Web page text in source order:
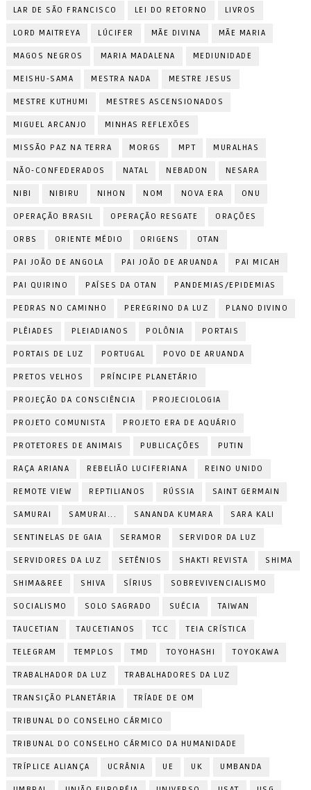
LAR DE SÃO FRANCISCO LEI DO RETORNO LIVROS
LORD MAITREYA LÚCIFER MÃE DIVINA MÃE MARIA
MAGOS NEGROS MARIA MADALENA MEDIUNIDADE
MEISHU-SAMA MESTRA NADA MESTRE JESUS
MESTRE KUTHUMI MESTRES ASCENSIONADOS
MIGUEL ARCANJO MINHAS REFLEXÕES
MISSÃO PAZ NA TERRA MORGS MPT MURALHAS
NÃO-CONFEDERADOS NATAL NEBADON NESARA
NIBI NIBIRU NIHON NOM NOVA ERA ONU
OPERAÇÃO BRASIL OPERAÇÃO RESGATE ORAÇÕES
ORBS ORIENTE MÉDIO ORIGENS OTAN
PAI JOÃO DE ANGOLA PAI JOÃO DE ARUANDA PAI MICAH
PAI QUIRINO PAÍSES DA OTAN PANDEMIAS/EPIDEMIAS
PEDRAS NO CAMINHO PEREGRINO DA LUZ PLANO DIVINO
PLÊIADES PLEIADIANOS POLÔNIA PORTAIS
PORTAIS DE LUZ PORTUGAL POVO DE ARUANDA
PRETOS VELHOS PRÍNCIPE PLANETÁRIO
PROJEÇÃO DA CONSCIÊNCIA PROJECIOLOGIA
PROJETO COMUNISTA PROJETO ERA DE AQUÁRIO
PROTETORES DE ANIMAIS PUBLICAÇÕES PUTIN
RAÇA ARIANA REBELIÃO LUCIFERIANA REINO UNIDO
REMOTE VIEW REPTILIANOS RÚSSIA SAINT GERMAIN
SAMURAI SAMURAI... SANANDA KUMARA SARA KALI
SENTINELAS DE GAIA SERAMOR SERVIDOR DA LUZ
SERVIDORES DA LUZ SETÊNIOS SHAKTI REVISTA SHIMA
SHIMA&REE SHIVA SÍRIUS SOBREVIVENCIALISMO
SOCIALISMO SOLO SAGRADO SUÉCIA TAIWAN
TAUCETIAN TAUCETIANOS TCC TEIA CRÍSTICA
TELEGRAM TEMPLOS TMD TOYOHASHI TOYOKAWA
TRABALHADOR DA LUZ TRABALHADORES DA LUZ
TRANSIÇÃO PLANETÁRIA TRÍADE DE OM
TRIBUNAL DO CONSELHO CÁRMICO
TRIBUNAL DO CONSELHO CÁRMICO DA HUMANIDADE
TRÍPLICE ALIANÇA UCRÂNIA UE UK UMBANDA